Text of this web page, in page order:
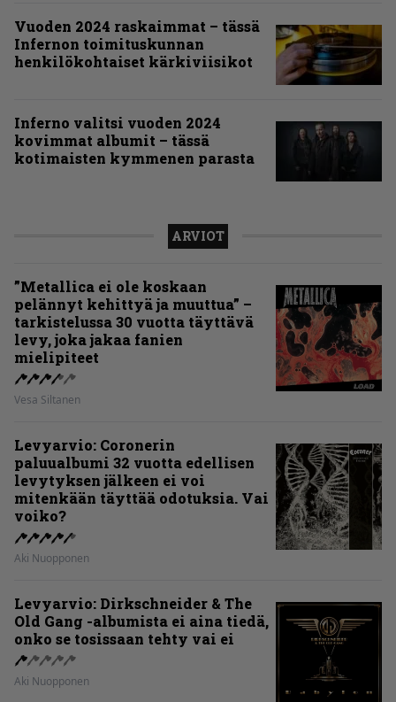
Vuoden 2024 raskaimmat – tässä
Infernon toimituskunnan
henkilökohtaiset kärkiviisikot
Inferno valitsi vuoden 2024
kovimmat albumit – tässä
kotimaisten kymmenen parasta
ARVIOT
”Metallica ei ole koskaan
pelännyt kehittyä ja muuttua” –
tarkistelussa 30 vuotta täyttävä
levy, joka jakaa fanien
mielipiteet
Vesa Siltanen
Levyarvio: Coronerin
paluualbumi 32 vuotta edellisen
levytyksen jälkeen ei voi
mitenkään täyttää odotuksia. Vai
voiko?
Aki Nuopponen
Levyarvio: Dirkschneider & The
Old Gang -albumista ei aina tiedä,
onko se tosissaan tehty vai ei
Aki Nuopponen